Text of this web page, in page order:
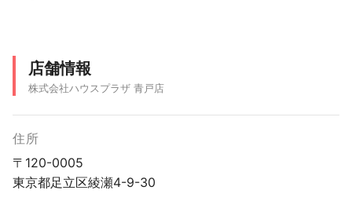
店舗情報
株式会社ハウスプラザ 青戸店
住所
〒120-0005
東京都足立区綾瀬4-9-30